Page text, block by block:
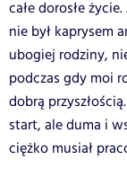
całe dorosłe
nie był kaprysem
ubogiej rodziny,
podczas gdy moi
dobrą
start, ale duma i
ciężko musiał